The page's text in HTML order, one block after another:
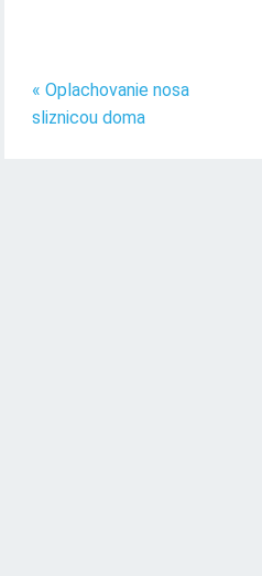
« Oplachovanie nosa
sliznicou doma